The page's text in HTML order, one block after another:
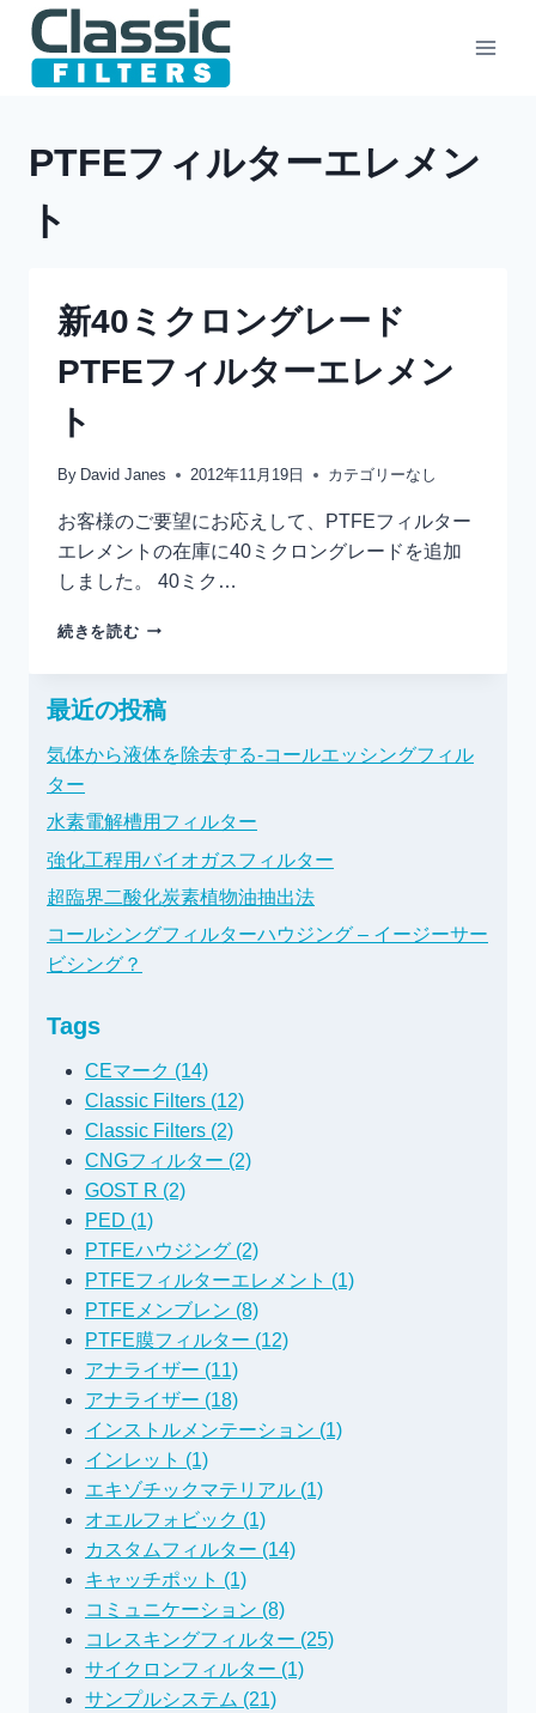
Skip
content
PTFEフィルターエレメン
ト
新40ミクロングレード
PTFEフィルターエレメン
ト
By David Janes 2012年11月19日 カテゴリーなし
お客様のご要望にお応えして、PTFEフィルター
エレメントの在庫に40ミクロングレードを追加
しました。 40ミク…
続きを読む新
ミ
ク
ロ
ン
グ
ー
PTFE
フ
ル
ン
ト
最近の投稿
気体から液体を除去する-コールエッシングフィル
ター
水素電解槽用フィルター
強化工程用バイオガスフィルター
超臨界二酸化炭素植物油抽出法
コールシングフィルターハウジング – イージーサー
ビシング？
Tags
CEマーク (14)
Classic Filters (12)
Classic Filters (2)
CNGフィルター (2)
GOST R (2)
PED (1)
PTFEハウジング (2)
PTFEフィルターエレメント (1)
PTFEメンブレン (8)
PTFE膜フィルター (12)
アナライザー (11)
アナライザー (18)
インストルメンテーション (1)
インレット (1)
エキゾチックマテリアル (1)
オエルフォビック (1)
カスタムフィルター (14)
キャッチポット (1)
コミュニケーション (8)
コレスキングフィルター (25)
サイクロンフィルター (1)
サンプルシステム (21)